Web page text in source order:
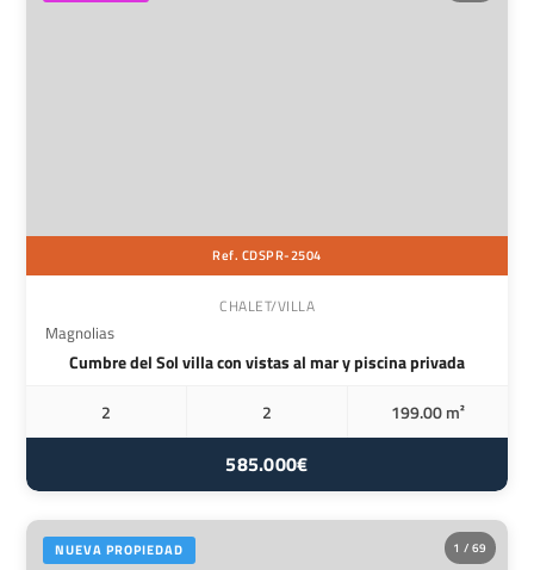
Ref. CDSPR-2504
CHALET/VILLA
Magnolias
Cumbre del Sol villa con vistas al mar y piscina privada
2
2 199.00 m²
585.000€
1 / 69
NUEVA PROPIEDAD